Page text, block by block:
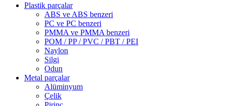
Plastik parçalar
ABS ve ABS benzeri
PC ve PC benzeri
PMMA ve PMMA benzeri
POM / PP / PVC / PBT / PEI
Naylon
Silgi
Odun
Metal parçalar
Alüminyum
Çelik